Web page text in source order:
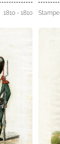
1810 - 1810 Stampe